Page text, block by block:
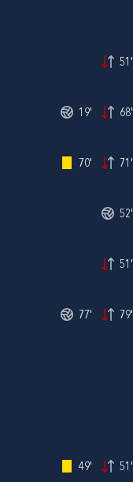
51'
19' 68'
70' 71'
52'
51'
77' 79'
49' 51'